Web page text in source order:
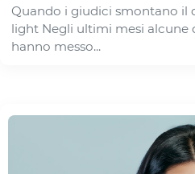
Quando i giudici smontano il
light Negli ultimi mesi alcune
hanno messo...